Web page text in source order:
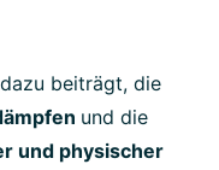
beiträgt, die
und die
und physischer